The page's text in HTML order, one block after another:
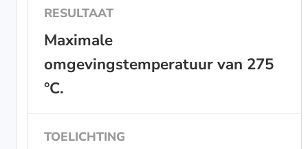
Maximale
omgevingstemperatuur van 275
°C.